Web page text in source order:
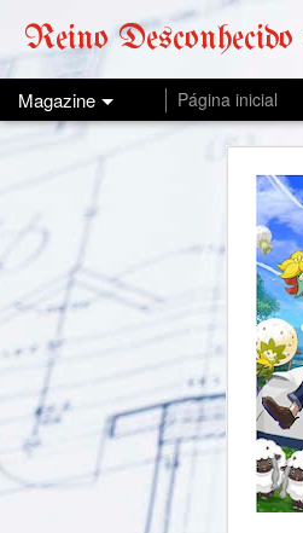
Reino Desconhecido
Magazine Página inicial